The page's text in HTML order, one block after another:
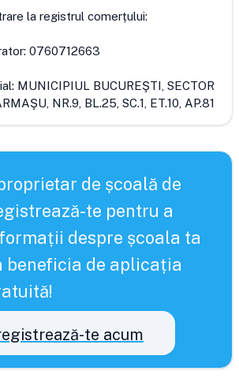
la registrul comerțului:
0760712663
MUNICIPIUL BUCUREŞTI, SECTOR
NR.9, BL.25, SC.1, ET.10, AP.81
de școală de
te pentru a
despre școala ta
beneficia de aplicația
te acum